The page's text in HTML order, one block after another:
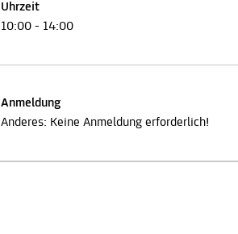
Uhrzeit
10:00 - 14:00
Anmeldung
Anderes: Keine Anmeldung erforderlich!